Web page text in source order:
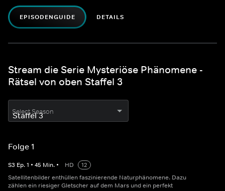
EPISODENGUIDE DETAILS
Stream die Serie Mysteriöse Phänomene -
Rätsel von oben Staffel 3
Select Season
Folge 1
S3 Ep.1 • 45 Min. • HD
12
Satellitenbilder enthüllen faszinierende Naturphänomene. Dazu
zählen ein riesiger Gletscher auf dem Mars und ein perfekt